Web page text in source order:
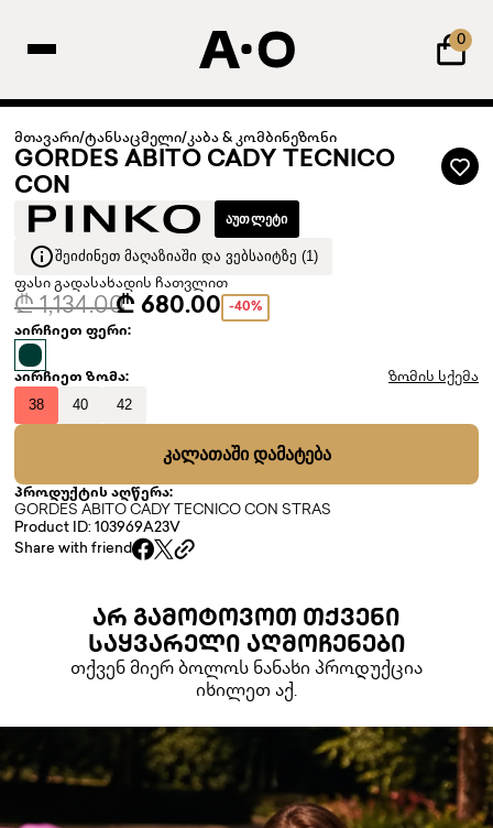
0
მთავარი/ტანსაცმელი/კაბა & კომბინეზონი
GORDES ABITO CADY TECNICO
CON
ᲐᲣᲗᲚᲔᲢᲘ
ᲨᲔᲘᲫᲘᲜᲔᲗ ᲛᲐᲦᲐᲖᲘᲐᲨᲘ ᲓᲐ ᲕᲔᲑᲡᲐᲘᲢᲖᲔ (1)
ფასი გადასახადის ჩათვლით
₾ 1,134.00₾ 680.00 -40%
აირჩიეთ ფერი:
აირჩიეთ ზომა: ზომის სქემა
38 40 42
ᲙᲐᲚᲐᲗᲐᲨᲘ ᲓᲐᲛᲐᲢᲔᲑᲐ
პროდუქტის აღწერა:
GORDES ABITO CADY TECNICO CON STRAS
Product ID: 103969A23V
Share with friend
ᲐᲠ ᲒᲐᲛᲝᲢᲝᲕᲝᲗ ᲗᲥᲕᲔᲜᲘ
ᲡᲐᲧᲕᲐᲠᲔᲚᲘ ᲐᲦᲛᲝᲩᲔᲜᲔᲑᲘ
თქვენ მიერ ბოლოს ნანახი პროდუქცია
იხილეთ აქ.